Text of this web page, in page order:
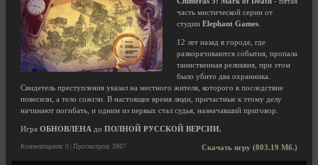
часть мистической серии от
студии Elephant Games
12 лет назад в городе, где
разворачиваются события, пропала
таинственная реликвия, при этом
было убито два охранника.
Свидетель преступления указал на местного жителя, которого в последствие
повесили, а тело сожгли. В настоящее время люди, причастные к этому делу
начинают погибать, и одним из первых стал судья, назначавший приговор.
Игра ОБНОВЛЕНА до ПОЛНОЙ РУССКОЙ ВЕРСИИ.
Скачать игру (803.19 Мб.)
Комментариев: 0 | Просмотров: 3867